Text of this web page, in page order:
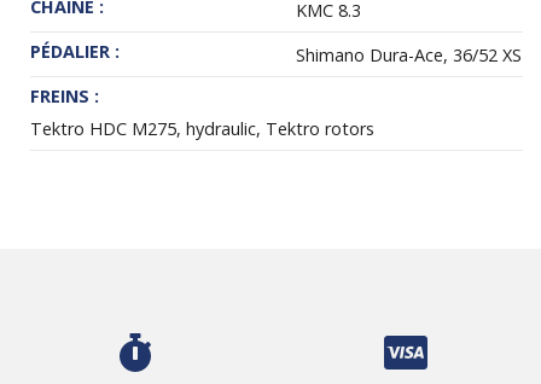
CHAINE :
KMC 8.3
PÉDALIER :
Shimano Dura-Ace, 36/52 XS
FREINS :
Tektro HDC M275, hydraulic, Tektro rotors